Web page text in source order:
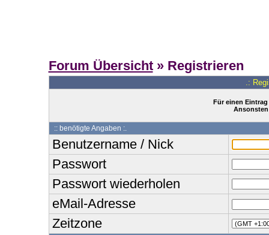
Forum Übersicht» Registrieren
.:
Für einen
:: benötigte Angaben :.
Benutzername / Nick
Passwort
Passwort wiederholen
eMail-Adresse
Zeitzone